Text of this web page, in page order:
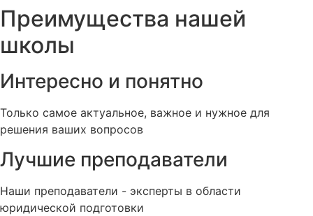
Преимущества нашей
школы
Интересно и понятно
Только самое актуальное, важное и нужное для
решения ваших вопросов
Лучшие преподаватели
Наши преподаватели - эксперты в области
юридической подготовки